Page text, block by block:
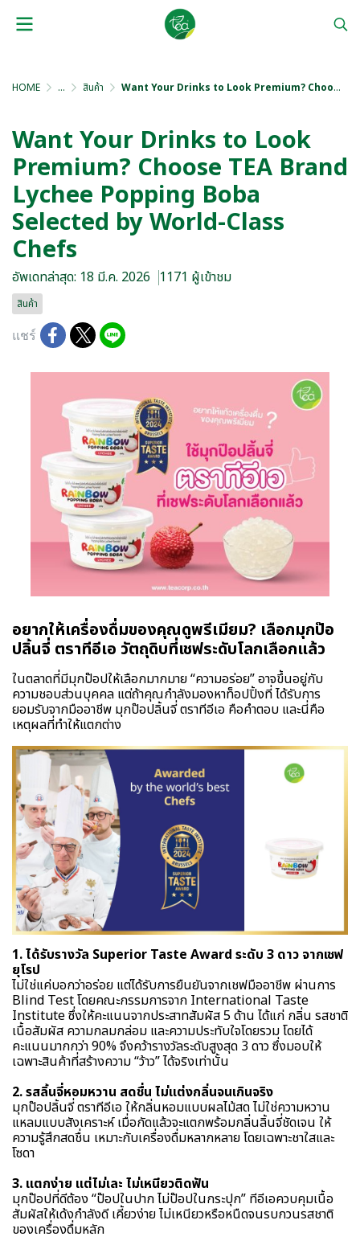
HOME ... สินค้า Want Your Drinks to Look Premium? Choose TEA Brand Lychee Popping Boba Selected by World-Class Chefs
Want Your Drinks to Look
Premium? Choose TEA Brand
Lychee Popping Boba
Selected by World-Class
Chefs
อัพเดทล่าสุด: 18 มี.ค. 2026 1171 ผู้เข้าชม
สินค้า
แชร์
อยากให้เครื่องดื่มของคุณดูพรีเมียม? เลือกมุกป๊อ
ปลิ้นจี่ ตราทีอีเอ วัตถุดิบที่เชฟระดับโลกเลือกแล้ว
ในตลาดที่มีมุกป๊อปให้เลือกมากมาย “ความอร่อย” อาจขึ้นอยู่กับ
ความชอบส่วนบุคคล แต่ถ้าคุณกำลังมองหาท็อปปิ้งที่ ได้รับการ
ยอมรับจากมืออาชีพ มุกป๊อปลิ้นจี่ ตราทีอีเอ คือคำตอบ และนี่คือ
เหตุผลที่ทำให้แตกต่าง
1. ได้รับรางวัล Superior Taste Award ระดับ 3 ดาว จากเชฟ
ยุโรป
ไม่ใช่แค่บอกว่าอร่อย แต่ได้รับการยืนยันจากเชฟมืออาชีพ ผ่านการ
Blind Test โดยคณะกรรมการจาก International Taste
Institute ซึ่งให้คะแนนจากประสาทสัมผัส 5 ด้าน ได้แก่ กลิ่น รสชาติ
เนื้อสัมผัส ความกลมกล่อม และความประทับใจโดยรวม โดยได้
คะแนนมากกว่า 90% จึงคว้ารางวัลระดับสูงสุด 3 ดาว ซึ่งมอบให้
เฉพาะสินค้าที่สร้างความ “ว้าว” ได้จริงเท่านั้น
2. รสลิ้นจี่หอมหวาน สดชื่น ไม่แต่งกลิ่นจนเกินจริง
มุกป๊อปลิ้นจี่ ตราทีอีเอ ให้กลิ่นหอมแบบผลไม้สด ไม่ใช่ความหวาน
แหลมแบบสังเคราะห์ เมื่อกัดแล้วจะแตกพร้อมกลิ่นลิ้นจี่ชัดเจน ให้
ความรู้สึกสดชื่น เหมาะกับเครื่องดื่มหลากหลาย โดยเฉพาะชาใสและ
โซดา
3. แตกง่าย แต่ไม่เละ ไม่เหนียวติดฟัน
มุกป๊อปที่ดีต้อง “ป๊อปในปาก ไม่ป๊อปในกระปุก” ทีอีเอควบคุมเนื้อ
สัมผัสให้เด้งกำลังดี เคี้ยวง่าย ไม่เหนียวหรือหนืดจนรบกวนรสชาติ
ของเครื่องดื่มหลัก